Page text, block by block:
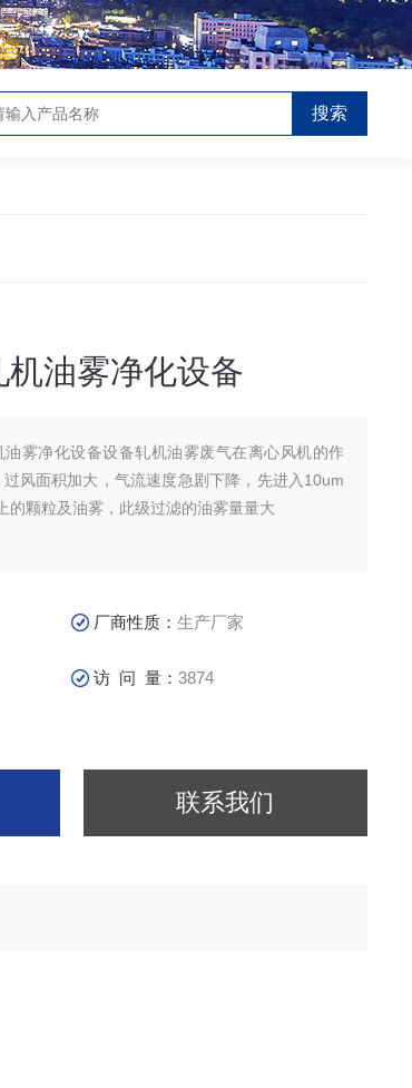
油雾净化设备
油雾净化设备设备轧机油雾废气在离心风机的作
风面积加大，气流速度急剧下降，先进入10um
的颗粒及油雾，此级过滤的油雾量量大
厂商性质：生产厂家
访 问 量：3874
联系我们